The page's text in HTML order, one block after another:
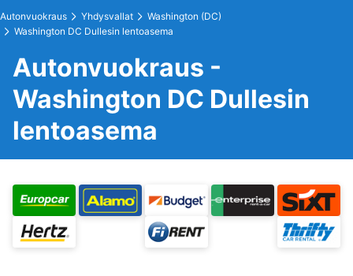
Autonvuokraus Yhdysvallat
Washington (DC)
Washington DC Dullesin lentoasema
Autonvuokraus -
Washington DC Dullesin
lentoasema